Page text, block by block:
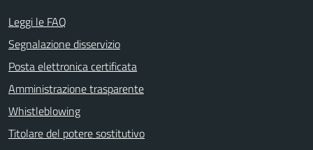
Leggi le FAQ
Segnalazione disservizio
Posta elettronica certificata
Amministrazione trasparente
Whistleblowing
Titolare del potere sostitutivo